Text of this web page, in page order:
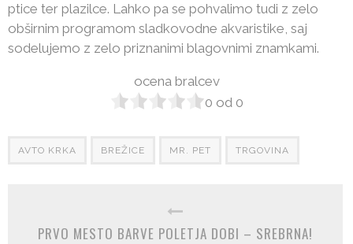
ptice ter plazilce. Lahko pa se pohvalimo tudi z zelo
obširnim programom sladkovodne akvaristike, saj
sodelujemo z zelo priznanimi blagovnimi znamkami.
ocena bralcev
0 od 0
AVTO KRKA BREŽICE MR. PET TRGOVINA
PRVO MESTO BARVE POLETJA DOBI – SREBRNA!